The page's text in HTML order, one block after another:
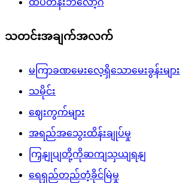
ထိပ်တန်းဘလော့ဂ်
သတင်းအချက်အလက်
မကြာခဏမေးလေ့ရှိသောမေးခွန်းများ
သမိုင်း
ဈေးကွက်များ
အရည်အသွေးထိန်းချုပ်မှု
ကြှနျုပျတို့ကိုဆကျသှယျရနျ
ရေရှည်တည်တံ့ခိုင်မြဲမှု